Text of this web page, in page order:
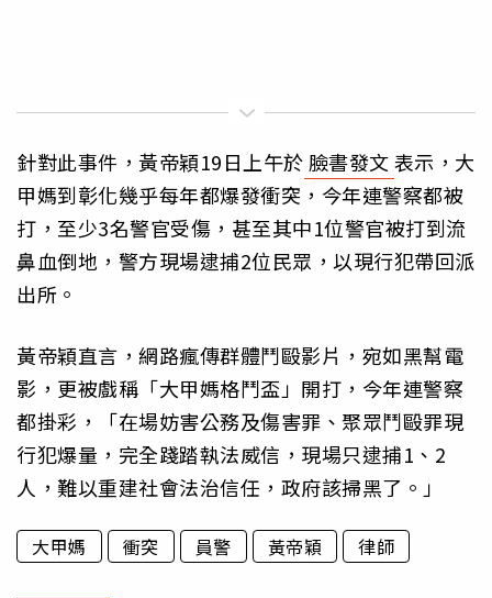
針對此事件，黃帝穎19日上午於 臉書發文表示，大
甲媽到彰化幾乎每年都爆發衝突，今年連警察都被
打，至少3名警官受傷，甚至其中1位警官被打到流
鼻血倒地，警方現場逮捕2位民眾，以現行犯帶回派
出所。
黃帝穎直言，網路瘋傳群體鬥毆影片，宛如黑幫電
影，更被戲稱「大甲媽格鬥盃」開打，今年連警察
都掛彩，「在場妨害公務及傷害罪、聚眾鬥毆罪現
行犯爆量，完全踐踏執法威信，現場只逮捕1、2
人，難以重建社會法治信任，政府該掃黑了。」
大甲媽 衝突 員警 黃帝穎 律師